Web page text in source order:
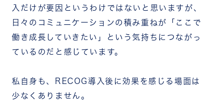
入だけが要因というわけではないと思いますが、
日々のコミュニケーションの積み重ねが「ここで
働き成長していきたい」という気持ちにつながっ
ているのだと感じています。
私自身も、RECOG導入後に効果を感じる場面は
少なくありません。